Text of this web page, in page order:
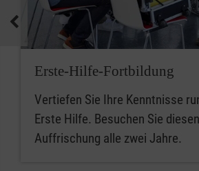
Erste-Hilfe-Fortbildung
Vertiefen Sie Ihre Kenntnisse
Erste Hilfe. Besuchen Sie
Auffrischung alle zwei Jahre.